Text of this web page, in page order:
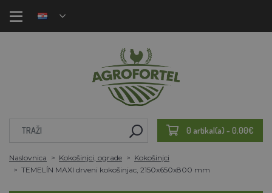
0 artikal(a) - 0,00€
Naslovnica Kokošinjci, ograde
Kokošinjci
TEMELÍN MAXI drveni kokošinjac, 2150x650x800 mm